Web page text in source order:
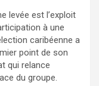
levée est l’exploit
à une
caribéenne a
point de son
qui relance
du groupe.